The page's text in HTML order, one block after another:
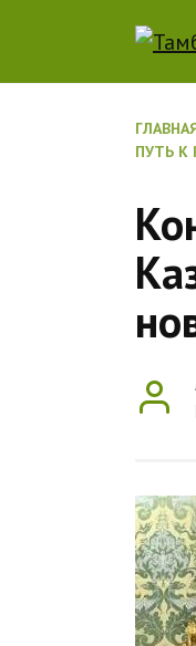
содержанию
ПУТЬ